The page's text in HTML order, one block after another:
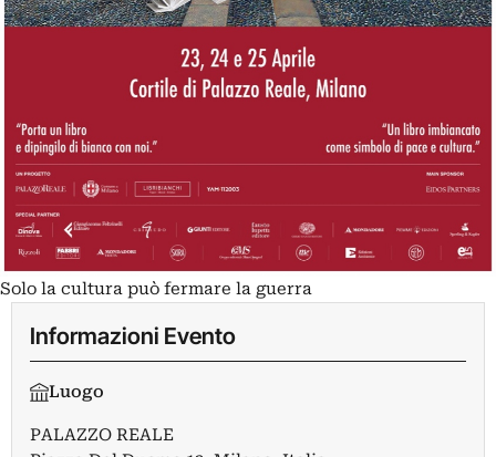
Solo la cultura può fermare la guerra
Informazioni Evento
Luogo
PALAZZO REALE